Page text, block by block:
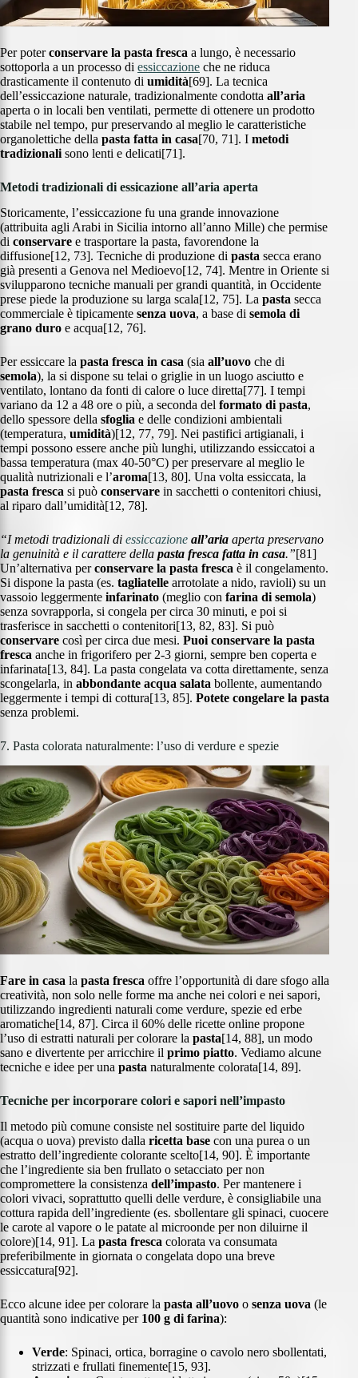
Per poterconservare la pasta fresca a lungo, è necessario
sottoporla a un processo di essiccazione che ne riduca
drasticamente il contenuto di umidità[69]. La tecnica
dell’essiccazione naturale, tradizionalmente condotta all’aria
aperta o in locali ben ventilati, permette di ottenere un prodotto
stabile nel tempo, pur preservando al meglio le caratteristiche
organolettiche della pasta fatta in casa[70, 71]. I metodi
tradizionali sono lenti e delicati[71].
Metodi tradizionali di essicazione all’aria aperta
Storicamente, l’essiccazione fu una grande innovazione
(attribuita agli Arabi in Sicilia intorno all’anno Mille) che permise
di conservare e trasportare la pasta, favorendone la
diffusione[12, 73]. Tecniche di produzione di pasta secca erano
già presenti a Genova nel Medioevo[12, 74]. Mentre in Oriente si
svilupparono tecniche manuali per grandi quantità, in Occidente
prese piede la produzione su larga scala[12, 75]. La pasta secca
commerciale è tipicamente senza uova, a base di semola di
grano duro e acqua[12, 76].
Per essiccare la pasta fresca in casa (sia all’uovo che di
semola), la si dispone su telai o griglie in un luogo asciutto e
ventilato, lontano da fonti di calore o luce diretta[77]. I tempi
variano da 12 a 48 ore o più, a seconda del formato di pasta,
dello spessore della sfoglia e delle condizioni ambientali
(temperatura, umidità)[12, 77, 79]. Nei pastifici artigianali, i
tempi possono essere anche più lunghi, utilizzando essiccatoi a
bassa temperatura (max 40-50°C) per preservare al meglio le
qualità nutrizionali e l’aroma[13, 80]. Una volta essiccata, la
pasta fresca si può conservare in sacchetti o contenitori chiusi,
al riparo dall’umidità[12, 78].
“I metodi tradizionali di essiccazione all’aria aperta preservano
la genuinità e il carattere della pasta fresca fatta in casa.”[81]
Un’alternativa perconservare la pasta fresca è il congelamento.
Si dispone la pasta (es. tagliatelle arrotolate a nido, ravioli) su un
vassoio leggermente infarinato (meglio con farina di semola)
senza sovrapporla, si congela per circa 30 minuti, e poi si
trasferisce in sacchetti o contenitori[13, 82, 83]. Si può
conservare così per circa due mesi. Puoi conservare la pasta
fresca anche in frigorifero per 2-3 giorni, sempre ben coperta e
infarinata[13, 84]. La pasta congelata va cotta direttamente, senza
scongelarla, in abbondante acqua salata bollente, aumentando
leggermente i tempi di cottura[13, 85]. Potete congelare la pasta
senza problemi.
7. Pasta colorata naturalmente: l’uso di verdure e spezie
Fare in casa la pasta fresca offre l’opportunità di dare sfogo alla
creatività, non solo nelle forme ma anche nei colori e nei sapori,
utilizzando ingredienti naturali come verdure, spezie ed erbe
aromatiche[14, 87]. Circa il 60% delle ricette online propone
l’uso di estratti naturali per colorare la pasta[14, 88], un modo
sano e divertente per arricchire il primo piatto. Vediamo alcune
tecniche e idee per una pasta naturalmente colorata[14, 89].
Tecniche per incorporare colori e sapori nell’impasto
Il metodo più comune consiste nel sostituire parte del liquido
(acqua o uova) previsto dalla ricetta base con una purea o un
estratto dell’ingrediente colorante scelto[14, 90]. È importante
che l’ingrediente sia ben frullato o setacciato per non
compromettere la consistenza dell’impasto. Per mantenere i
colori vivaci, soprattutto quelli delle verdure, è consigliabile una
cottura rapida dell’ingrediente (es. sbollentare gli spinaci, cuocere
le carote al vapore o le patate al microonde per non diluirne il
colore)[14, 91]. La pasta fresca colorata va consumata
preferibilmente in giornata o congelata dopo una breve
essiccatura[92].
Ecco alcune idee per colorare la pasta all’uovo o senza uova (le
quantità sono indicative per 100 g di farina):
Verde: Spinaci, ortica, borragine o cavolo nero sbollentati,
strizzati e frullati finemente[15, 93].